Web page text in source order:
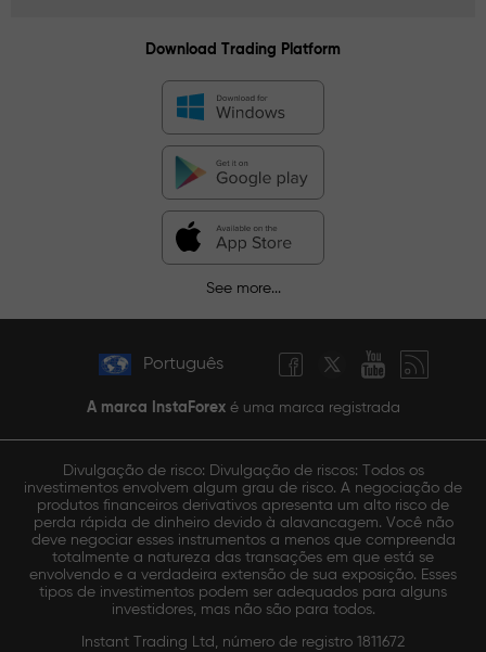
Download Trading Platform
See more...
Português
A marca InstaForexé uma marca registrada
Divulgação de risco: Divulgação de riscos: Todos os
investimentos envolvem algum grau de risco. A negociação de
produtos financeiros derivativos apresenta um alto risco de
perda rápida de dinheiro devido à alavancagem. Você não
deve negociar esses instrumentos a menos que compreenda
totalmente a natureza das transações em que está se
envolvendo e a verdadeira extensão de sua exposição. Esses
tipos de investimentos podem ser adequados para alguns
investidores, mas não são para todos.
Instant Trading Ltd, número de registro 1811672